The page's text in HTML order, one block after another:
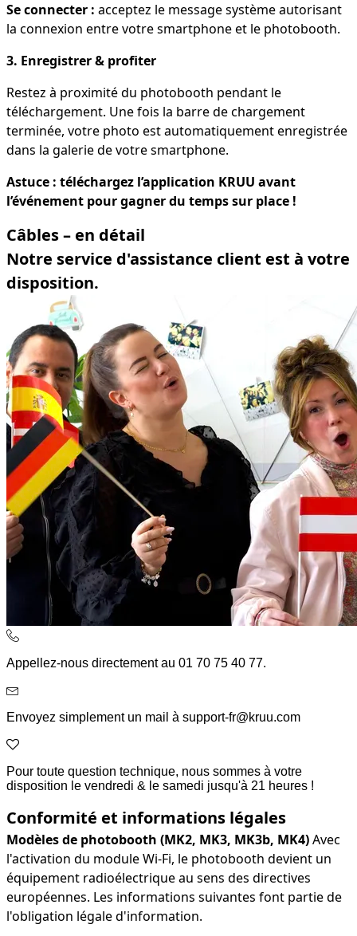
Se connecter : acceptez le message système autorisant
la connexion entre votre smartphone et le photobooth.
3. Enregistrer & profiter
Restez à proximité du photobooth pendant le
téléchargement. Une fois la barre de chargement
terminée, votre photo est automatiquement enregistrée
dans la galerie de votre smartphone.
Astuce : téléchargez l’application KRUU avant
l’événement pour gagner du temps sur place !
Câbles – en détail
Notre service d'assistance client est à votre
disposition.
Appellez-nous directement au 01 70 75 40 77.
Envoyez simplement un mail à support-fr@kruu.com
Pour toute question technique, nous sommes à votre
disposition le vendredi & le samedi jusqu'à 21 heures !
Conformité et informations légales
Modèles de photobooth (MK2, MK3, MK3b, MK4)Avec
l'activation du module Wi-Fi, le photobooth devient un
équipement radioélectrique au sens des directives
européennes. Les informations suivantes font partie de
l'obligation légale d'information.